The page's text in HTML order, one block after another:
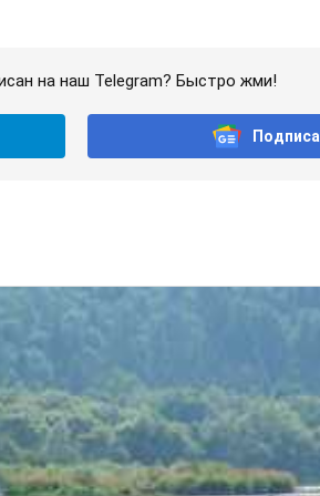
на наш Telegram? Быстро жми!